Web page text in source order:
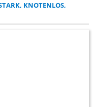
KNOTENLOS,